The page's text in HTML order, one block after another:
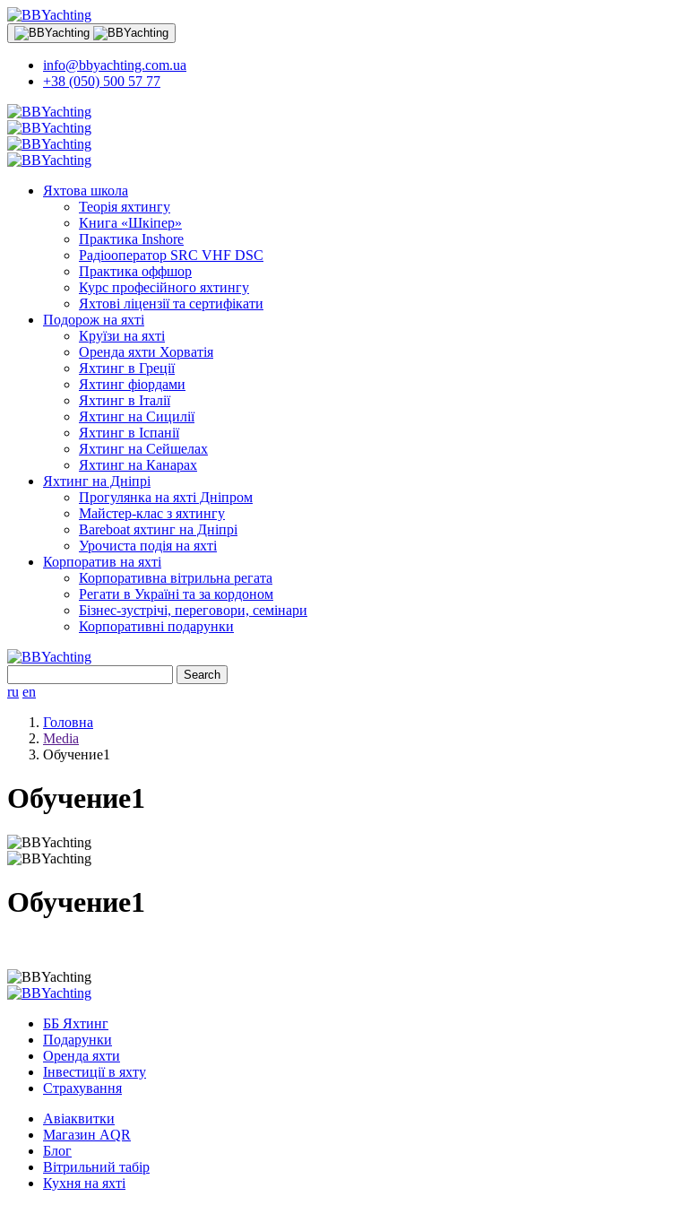
info@bbyachting.com.ua
+38 (050) 500 57 77
Яхтова школа
Теорія яхтингу
Книга «Шкіпер»
Практика Inshore
Радіооператор SRC VHF DSC
Практика оффшор
Курс професійного яхтингу
Яхтові ліцензії та сертифікати
Подорож на яхті
Круїзи на яхті
Оренда яхти Хорватія
Яхтинг в Греції
Яхтинг фіордами
Яхтинг в Італії
Яхтинг на Сицилії
Яхтинг в Іспанії
Яхтинг на Сейшелах
Яхтинг на Канарах
Яхтинг на Дніпрі
Прогулянка на яхті Дніпром
Майстер-клас з яхтингу
Bareboat яхтинг на Дніпрі
Урочиста подія на яхті
Корпоратив на яхті
Корпоративна вітрильна регата
Регати в Україні та за кордоном
Бізнес-зустрічі, переговори, семінари
Корпоративні подарунки
for:
ru en
Головна
Media
Обучение1
Обучение1
Обучение1
ББ Яхтинг
Подарунки
Оренда яхти
Інвестиції в яхту
Страхування
Авіаквитки
Магазин AQR
Блог
Вітрильний табір
Кухня на яхті